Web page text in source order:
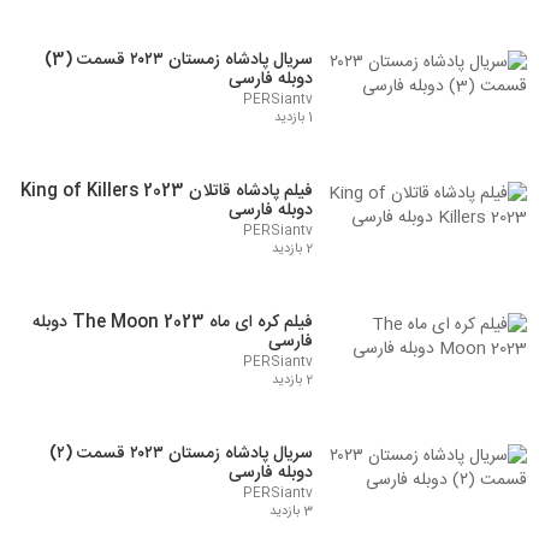
سریال پادشاه زمستان ۲۰۲۳ قسمت (3)
دوبله فارسی
PERSiantv
1 بازدید
فیلم پادشاه قاتلان King of Killers 2023
دوبله فارسی
PERSiantv
2 بازدید
فیلم کره ای ماه The Moon 2023 دوبله
فارسی
PERSiantv
2 بازدید
سریال پادشاه زمستان ۲۰۲۳ قسمت (۲)
دوبله فارسی
PERSiantv
3 بازدید